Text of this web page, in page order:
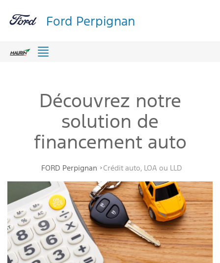
Ford Perpignan
Menu
Découvrez notre
solution de
financement auto
FORD Perpignan Crédit auto, LOA ou LLD